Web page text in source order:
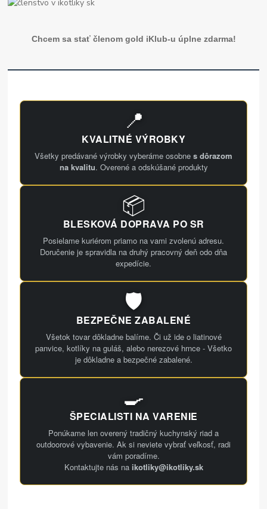
Chcem sa stať členom gold iKlub-u úplne zdarma!
📍
KVALITNÉ VÝROBKY
Všetky predávané výrobky vyberáme osobne s dôrazom
na kvalitu. Overené a odskúšané produkty
📦
BLESKOVÁ DOPRAVA PO SR
Posielame kuriérom priamo na vami zvolenú adresu.
Doručenie je spravidla na druhý pracovný deň odo dňa
expedície.
🛡️
BEZPEČNE ZABALENÉ
Všetok tovar dôkladne balíme. Či už ide o liatinové
panvice, kotlíky na guláš, alebo nerezové hrnce - Všetko
je dôkladne a bezpečné zabalené.
🍳
ŠPECIALISTI NA VARENIE
Ponúkame len overený tradičný kuchynský riad a
outdoorové vybavenie. Ak si neviete vybrať veľkosť, radi
vám poradíme.
Kontaktujte nás na ikotliky@ikotliky.sk